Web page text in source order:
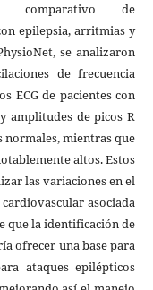
comparativo de
epilepsia, arritmias y
se analizaron
de frecuencia
ECG de pacientes con
amplitudes de picos R
normales, mientras que
altos. Estos
las variaciones en el
asociada
que la identificación de
ofrecer una base para
ataques epilépticos